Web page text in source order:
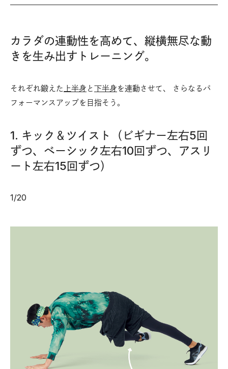
カラダの連動性を高めて、縦横無尽な動
きを生み出すトレーニング。
それぞれ鍛えた 上半身 と下半身を連動させて、 さらなるパ
フォーマンスアップを目指そう。
1. キック＆ツイスト（ビギナー左右5回
ずつ、ベーシック左右10回ずつ、アスリ
ート左右15回ずつ）
1/20